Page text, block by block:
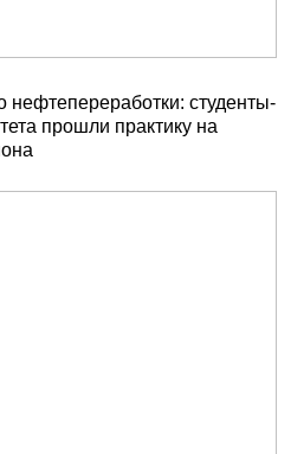
нефтепереработки: студенты-
прошли практику на